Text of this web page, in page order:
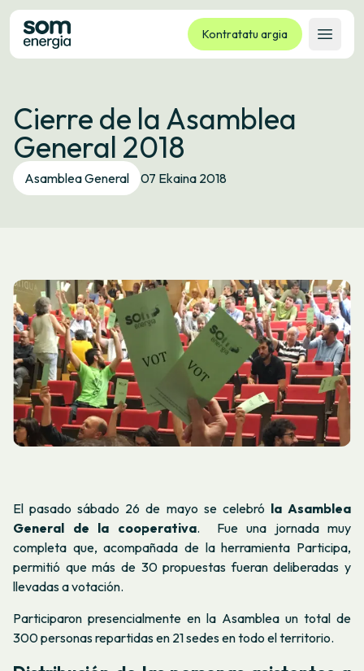
Kontratatu argia
Ireki
Tarifak
Zerbitzuak
Enpresak
Kooperatiba
Hizkuntza: ES CA GL EU
Cierre de la Asamblea
General 2018
Asamblea General 07 Ekaina 2018
El pasado sábado 26 de mayo se celebró la Asamblea
General de la cooperativa. Fue una jornada muy
completa que, acompañada de la herramienta Participa,
permitió que más de 30 propuestas fueran deliberadas y
llevadas a votación.
Participaron presencialmente en la Asamblea un total de
300 personas repartidas en 21 sedes en todo el territorio.